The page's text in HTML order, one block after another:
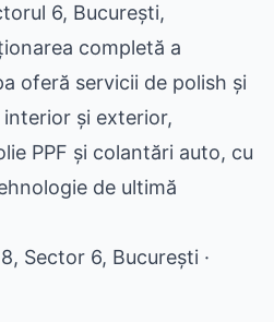
6, București,
completă a
oferă servicii de polish și
și exterior,
PPF și colantări auto, cu
de ultimă
Sector 6, București ·